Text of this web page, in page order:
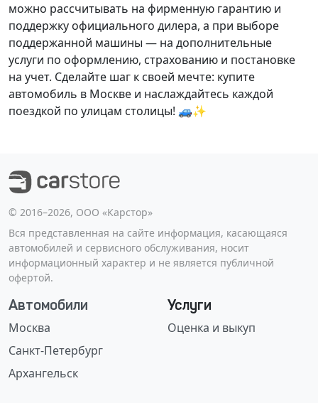
можно рассчитывать на фирменную гарантию и
поддержку официального дилера, а при выборе
поддержанной машины — на дополнительные
услуги по оформлению, страхованию и постановке
на учет. Сделайте шаг к своей мечте: купите
автомобиль в Москве и наслаждайтесь каждой
поездкой по улицам столицы! 🚙✨
©️ 2016–2026, ООО «Карстор»
Вся представленная на сайте информация, касающаяся
автомобилей и сервисного обслуживания, носит
информационный характер и не является публичной
офертой.
Автомобили
Москва
Санкт-Петербург
Архангельск
Услуги
Оценка и выкуп